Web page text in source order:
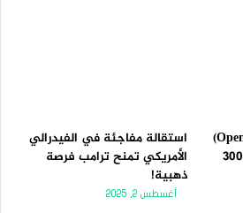
صحيفة: “أوبن إيه آي” (OpenAI)
تصل قيمتها السوقية إلى 300
استقالة مفاجئة في الفيدرالي
الأمريكي تمنح ترامب فرصة
ذهبية!
أغسطس 2, 2025